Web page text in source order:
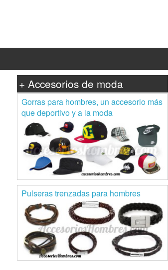
+ Accesorios de moda
Gorras para hombres, un accesorio más
que deportivo y a la moda
Pulseras trenzadas para hombres